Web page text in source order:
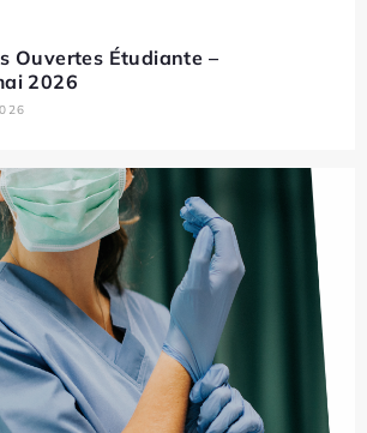
Ouvertes Étudiante –
2026